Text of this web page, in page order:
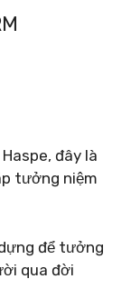
đây là
tưởng niệm
để tưởng
qua đời